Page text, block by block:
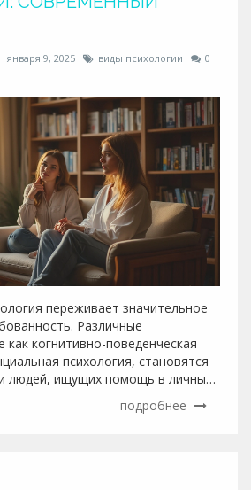
января 9, 2025 виды психологии
0
переживает значительное
Различные
как когнитивно-поведенческая
психология, становятся
людей, ищущих помощь в личных
вопросах. На фоне роста
здоровью, возрастает
подробнее